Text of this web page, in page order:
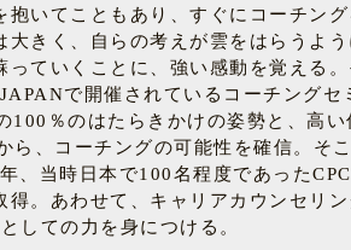
いてこともあり、すぐにコーチン
きく、自らの考えが雲をはらうよう
ていくことに、強い感動を覚える
で開催されているコーチングセ
100％のはたらきかけの姿勢と、高い
ら、コーチングの可能性を確信。そ
、当時日本で100名程度であった
。あわせて、キャリアカウンセリン
しての力を身につける。